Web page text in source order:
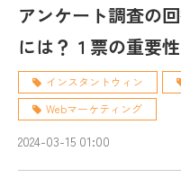
アンケート調査の
には？１票の重要
インスタントウィン
Webマーケティング
2024-03-15 01:00